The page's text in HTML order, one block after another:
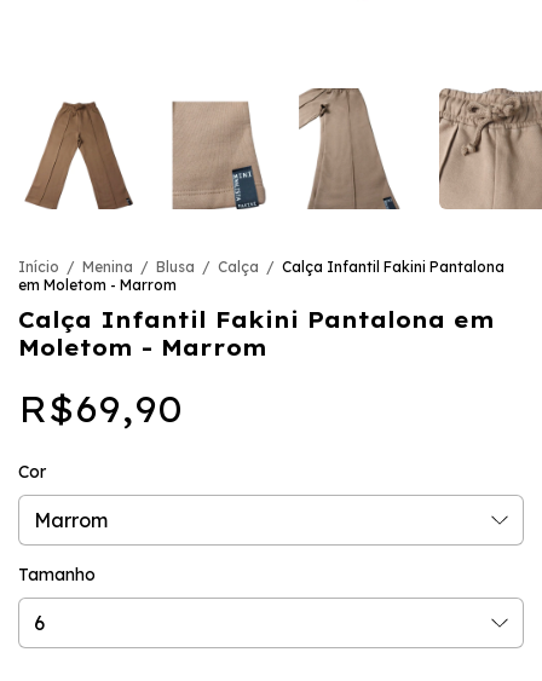
Início / Menina / Blusa / Calça / Calça Infantil Fakini Pantalona
em Moletom - Marrom
Calça Infantil Fakini Pantalona em
Moletom - Marrom
R$69,90
Cor
Tamanho